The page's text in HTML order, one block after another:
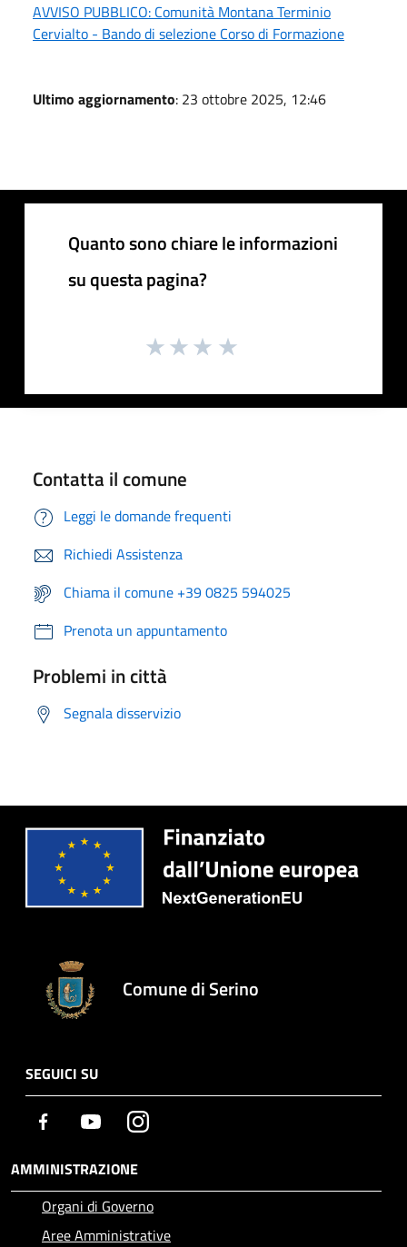
AVVISO PUBBLICO: Comunità Montana Terminio
Cervialto - Bando di selezione Corso di Formazione
Ultimo aggiornamento: 23 ottobre 2025, 12:46
Quanto sono chiare le informazioni
su questa pagina?
Contatta il comune
Leggi le domande frequenti
Richiedi Assistenza
Chiama il comune +39 0825 594025
Prenota un appuntamento
Problemi in città
Segnala disservizio
Comune di Serino
SEGUICI SU
Facebook YoutubeInstagram
AMMINISTRAZIONE
Organi di Governo
Aree Amministrative